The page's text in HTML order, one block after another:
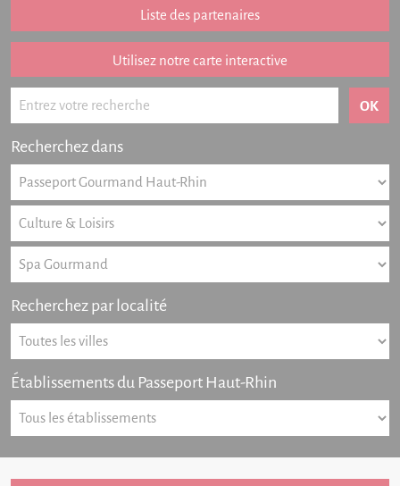
Addition remboursée
Points de vente
Listing des newsletters
Offres numériques
Partenariat
FAQ
Livre d'or
Contact
Liste des partenaires
Utilisez notre carte interactive
Recherchez dans
Recherchez par localité
Établissements du Passeport Haut-Rhin